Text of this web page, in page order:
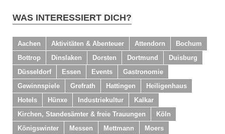
WAS INTERESSIERT DICH?
Aachen Aktivitäten & Abenteuer Attendorn
Bochum
Bottrop
Dinslaken Dorsten Dortmund
Duisburg
Düsseldorf
Essen Events
Gastronomie
Gewinnspiele
Grefrath Hattingen
Heiligenhaus
Hotels
Hünxe Industriekultur
Kalkar
Kirchen, Standesämter & freie Trauungen
Köln
Königswinter
Messen Mettmann
Moers